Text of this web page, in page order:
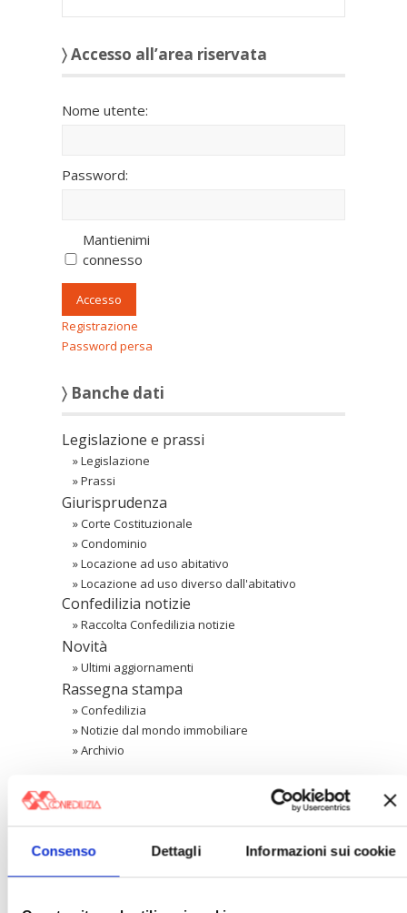
Consenso Dettagli Informazioni sui cookie
〉 Accesso all’area riservata
Nome utente:
Password:
Mantienimi
connesso
Accesso
Registrazione
Password persa
〉 Banche dati
Legislazione e prassi
»Legislazione
»Prassi
Giurisprudenza
»Corte Costituzionale
»Condominio
»Locazione ad uso abitativo
»Locazione ad uso diverso dall'abitativo
Confedilizia notizie
»Raccolta Confedilizia notizie
Novità
»Ultimi aggiornamenti
Rassegna stampa
»Confedilizia
»Notizie dal mondo immobiliare
»Archivio
Cerca
〉 Area riservata Associazioni